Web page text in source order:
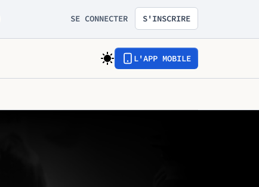
SE CONNECTER S'INSCRIRE
L'APP MOBILE